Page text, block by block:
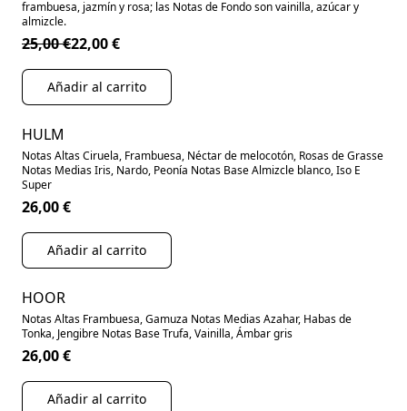
frambuesa, jazmín y rosa; las Notas de Fondo son vainilla, azúcar y
almizcle.
25,00 €22,00 €
Añadir al carrito
HULM
Notas Altas Ciruela, Frambuesa, Néctar de melocotón, Rosas de Grasse
Notas Medias Iris, Nardo, Peonía Notas Base Almizcle blanco, Iso E
Super
26,00 €
Añadir al carrito
HOOR
Notas Altas Frambuesa, Gamuza Notas Medias Azahar, Habas de
Tonka, Jengibre Notas Base Trufa, Vainilla, Ámbar gris
26,00 €
Añadir al carrito